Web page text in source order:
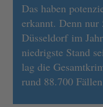
Das haben
erkannt. Denn
Düsseldorf im
niedrigste Stand
lag die
rund 88.700